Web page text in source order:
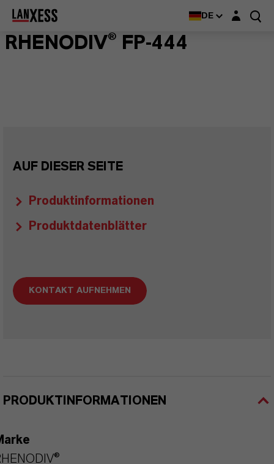
DE Login-Maske
RHENODIV® FP-444
AUF DIESER SEITE
Produktinformationen
Produktdatenblätter
KONTAKT AUFNEHMEN
PRODUKTINFORMATIONEN